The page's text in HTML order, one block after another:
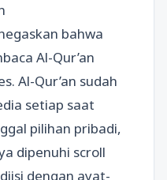
bahwa
Al-Qur’an
Al-Qur’an sudah
setiap saat
pilihan pribadi,
dipenuhi scroll
dengan ayat-